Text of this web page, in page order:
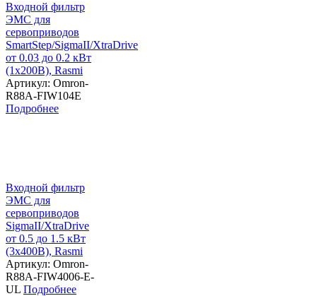
Входной фильтр
ЭМС для
сервоприводов
SmartStep/SigmaII/XtraDrive
от 0.03 до 0.2 кВт
(1х200В), Rasmi
Артикул: Omron-
R88A-FIW104E
Подробнее
Входной фильтр
ЭМС для
сервоприводов
SigmaII/XtraDrive
от 0.5 до 1.5 кВт
(3х400В), Rasmi
Артикул: Omron-
R88A-FIW4006-E-
UL Подробнее